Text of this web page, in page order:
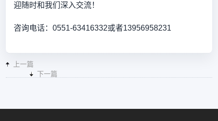
迎随时和我们深入交流！
咨询电话：0551-63416332或者13956958231
上一篇
下一篇